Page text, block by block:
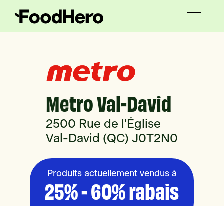
Metro Val-David
2500 Rue de l'Église
Val-David (QC) J0T2N0
Produits actuellement vendus à
25% - 60% rabais